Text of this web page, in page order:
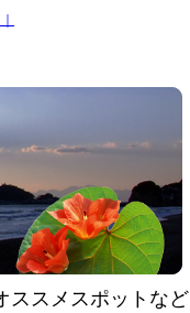
ススメスポットなど